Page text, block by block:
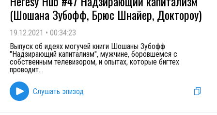
(Шошана Зубофф, Брюс Шнайер, Доктороу)
19.12.2021 • 00:34:23
Выпуск об идеях могучей книги Шошаны Зубофф
"Надзирающий капитализм", мужчине, боровшемся с
собственным телевизором, и опытах, которые бигтех
проводит...
Слушать эпизод